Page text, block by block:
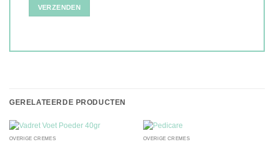
GERELATEERDE PRODUCTEN
OVERIGE CRÈMES OVERIGE CRÈMES